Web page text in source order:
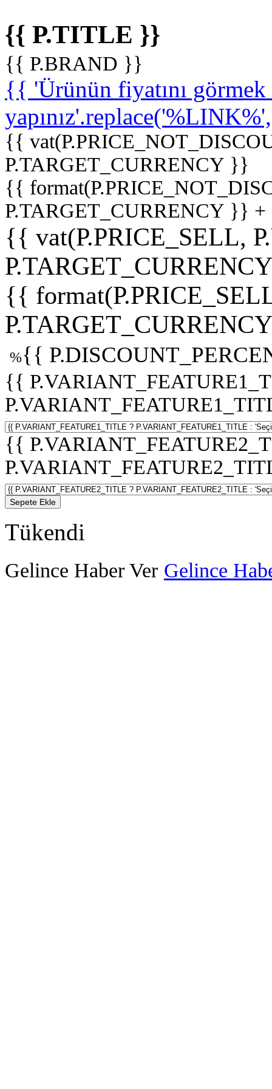
{{ P.TITLE }}
{{ P.BRAND }}
{{ 'Ürünün fiyatını
{{
P.TARGET_CURRENCY }}
{{
P.TARGET_CURRENCY }}
{{ vat(P.PRICE_SELL,
{{
%{{
{{
{{
Sepete Ekle
Tükendi
Gelince Haber Ver Gelince